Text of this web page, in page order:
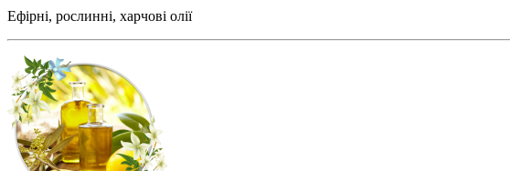
Ефірні, рослинні, харчові олії